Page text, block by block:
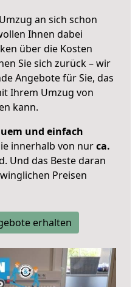
an sich schon
Ihnen dabei
über die Kosten
Sie sich zurück – wir
Angebote für Sie, das
Ihrem Umzug von
kann.
und einfach
innerhalb von nurca.
Und das Beste daran
Preisen
erhalten